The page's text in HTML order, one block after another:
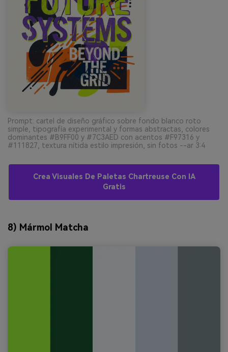
Prompt: cartel de diseño gráfico sobre fondo blanco roto
simple, tipografía experimental y formas abstractas, colores
dominantes #B9FF00 y #7C3AED con acentos #F97316 y
#111827, textura nítida estilo impresión, sin fotos --ar 3:4
Crea Visuales De Paletas Chartreuse Con IA
Gratis
8) Mármol Matcha